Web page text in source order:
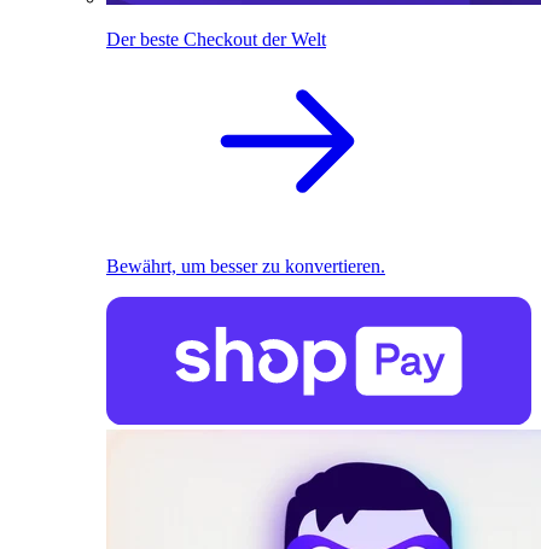
Der beste Checkout der Welt
Bewährt, um besser zu konvertieren.